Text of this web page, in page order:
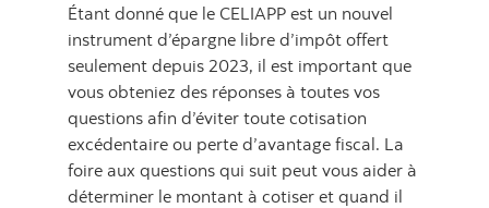
Étant donné que le CELIAPP est un nouvel
instrument d’épargne libre d’impôt offert
seulement depuis 2023, il est important que
vous obteniez des réponses à toutes vos
questions afin d’éviter toute cotisation
excédentaire ou perte d’avantage fiscal. La
foire aux questions qui suit peut vous aider à
déterminer le montant à cotiser et quand il